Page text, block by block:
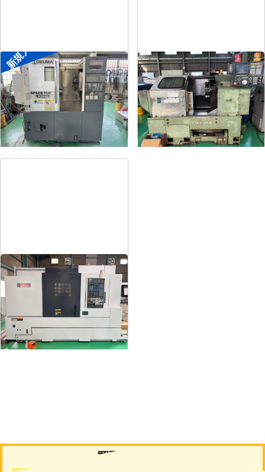
新規入荷
8″NC旋盤
メーカー オークマ
形 式LB2500EX
年 式
8″NC旋盤
メーカー オークマ
形 式 LB-12
年 式1989
12″NC旋盤
森精機
NL3000/700
年 式2006
買取について